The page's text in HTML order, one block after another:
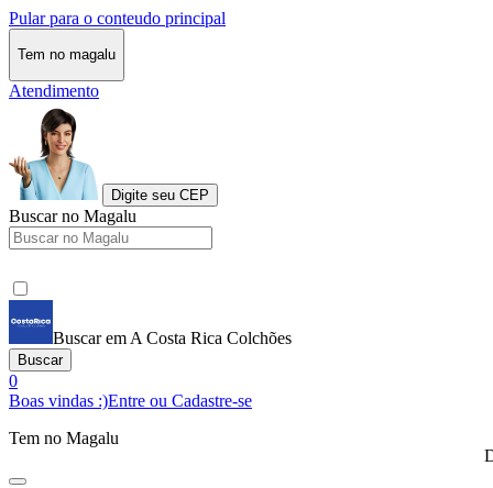
Pular para o conteudo principal
Tem no magalu
Atendimento
Digite seu CEP
Buscar no Magalu
Buscar em A Costa Rica Colchões
Buscar
0
Boas vindas :)Entre ou Cadastre-se
Tem no Magalu